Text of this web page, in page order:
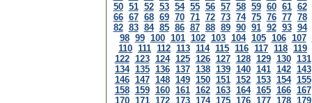
50 51 52 53 54 55 56 57 58 59 60 61 62
66 67 68 69 70 71 72 73 74 75 76 77 78
82 83 84 85 86 87 88 89 90 91 92 93 94
98 99 100 101 102 103 104 105 106 107
110 111 112 113 114 115 116 117 118 119
122 123 124 125 126 127 128 129 130 131
134 135 136 137 138 139 140 141 142 143
146 147 148 149 150 151 152 153 154 155
158 159 160 161 162 163 164 165 166 167
170 171 172 173 174 175 176 177 178 179